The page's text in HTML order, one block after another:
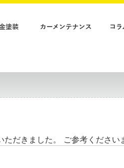
塗装 カーメンテナンス コラ
だきました。
ご参考ください